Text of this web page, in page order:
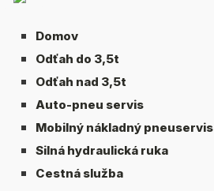
Domov
Odťah do 3,5t
Odťah nad 3,5t
Auto-pneu servis
Mobilný nákladný pneuservis
Silná hydraulická ruka
Cestná služba